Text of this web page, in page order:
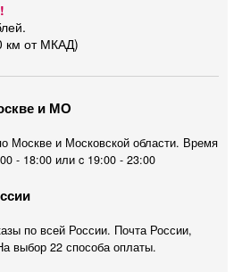
км от МКАД)
и МО
Москве и Московской области. Время
- 18:00 или c 19:00 - 23:00
по всей России. Почта России,
выбор 22 способа оплаты.